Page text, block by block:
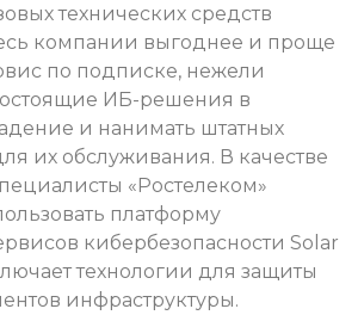
технических средств
компании выгоднее и проще
по подписке, нежели
ИБ-решения в
и нанимать штатных
их обслуживания. В качестве
«Ростелеком»
платформу
кибербезопасности Solar
технологии для защиты
инфраструктуры.